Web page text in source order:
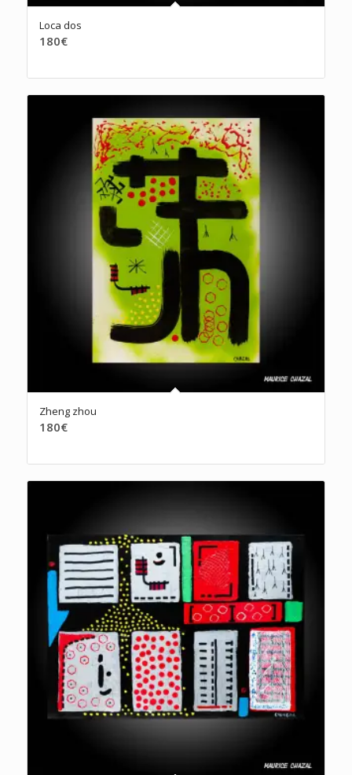
Loca dos
180€
Zheng zhou
180€